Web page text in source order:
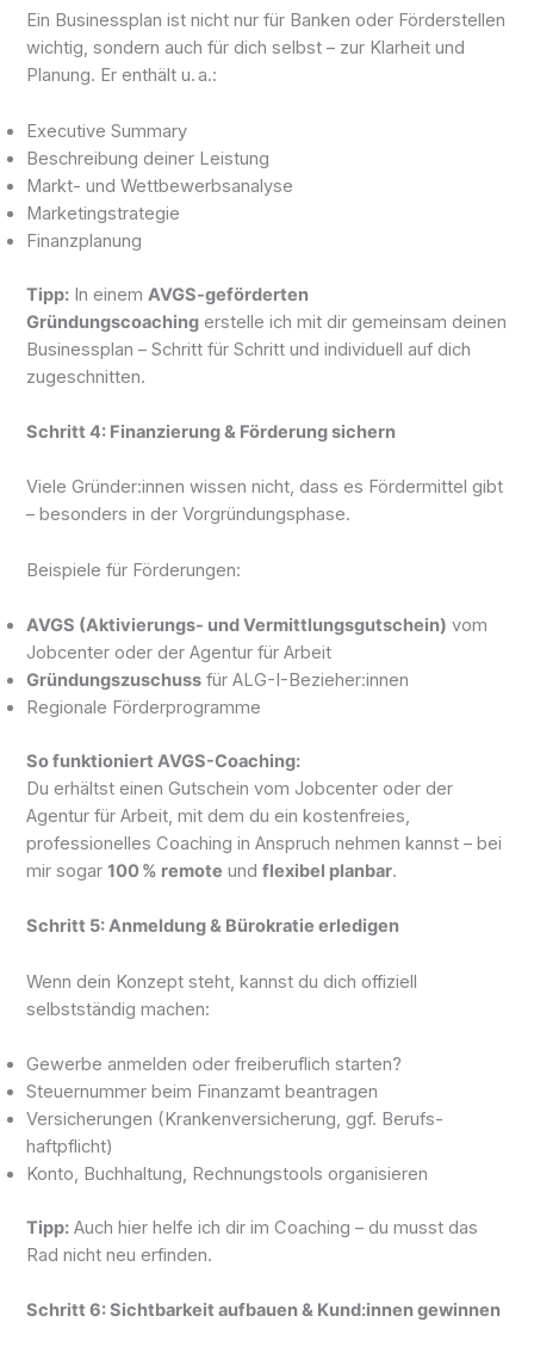
Ein Businessplan ist nicht nur für Banken oder Förderstellen
wichtig, sondern auch für dich selbst – zur Klarheit und
Planung. Er enthält u. a.:
Executive Summary
Beschreibung deiner Leistung
Markt- und Wettbewerbsanalyse
Marketingstrategie
Finanzplanung
Tipp: In einemAVGS-geförderten
Gründungscoaching erstelle ich mit dir gemeinsam deinen
Businessplan – Schritt für Schritt und individuell auf dich
zugeschnitten.
Schritt 4: Finanzierung & Förderung sichern
Viele Gründer:innen wissen nicht, dass es Fördermittel gibt
– besonders in der Vorgründungsphase.
Beispiele für Förderungen:
AVGS (Aktivierungs- und Vermittlungsgutschein) vom
Jobcenter oder der Agentur für Arbeit
Gründungszuschuss für ALG-I-Bezieher:innen
Regionale Förderprogramme
So funktioniert AVGS-Coaching:
Du erhältst einen Gutschein vom Jobcenter oder der
Agentur für Arbeit, mit dem du ein kostenfreies,
professionelles Coaching in Anspruch nehmen kannst – bei
mir sogar100 % remote undflexibel planbar.
Schritt 5: Anmeldung & Bürokratie erledigen
Wenn dein Konzept steht, kannst du dich offiziell
selbstständig machen:
Gewerbe anmelden oder freiberuflich starten?
Steuernummer beim Finanzamt beantragen
Versicherungen (Krankenversicherung, ggf. Berufs­
haftpflicht)
Konto, Buchhaltung, Rechnungstools organisieren
Tipp: Auch hier helfe ich dir im Coaching – du musst das
Rad nicht neu erfinden.
Schritt 6: Sichtbarkeit aufbauen & Kund:innen gewinnen